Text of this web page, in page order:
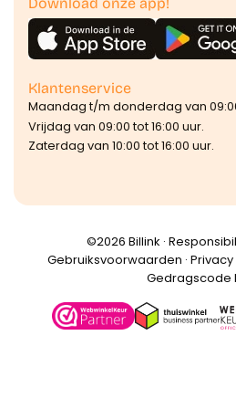
Klantenservice
Maandag t/m donderdag van
Vrijdag van 09:00 tot 16:00 uur.
Zaterdag van 10:00 tot 16:00 uur.
©️2026 Billink ·
Gebruiksvoorwaarden · Privacy
Gedragscode